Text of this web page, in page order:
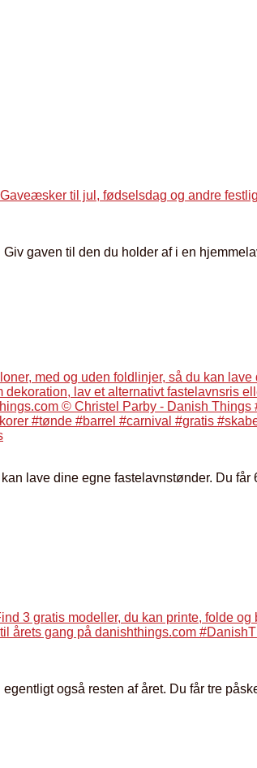
gaven til den du holder af i en
lave dine egne fastelavnstønder. Du
også resten af året. Du får tre